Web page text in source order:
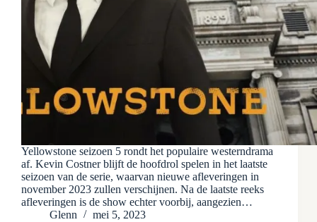
Yellowstone seizoen 5 rondt het populaire westerndrama
af. Kevin Costner blijft de hoofdrol spelen in het laatste
seizoen van de serie, waarvan nieuwe afleveringen in
november 2023 zullen verschijnen. Na de laatste reeks
afleveringen is de show echter voorbij, aangezien…
Glenn
mei 5, 2023